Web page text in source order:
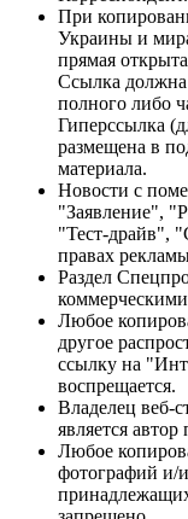
При
Украины и
прямая
Ссылка должна
полного либо
Гиперссылка
размещена в
материала.
Новости с
"Заявление",
"Тест-драйв",
правах
Раздел
Любое
другое
ссылку на
воспрещается.
Владелец веб-
является
Любое
фотографий и/